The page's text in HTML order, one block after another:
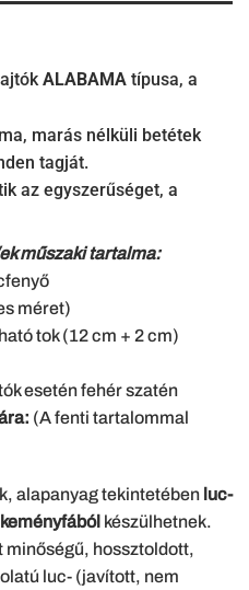
ALABAMA típusa, a
marás nélküli betétek
tagját.
az egyszerűséget, a
műszaki tartalma:
méret)
tok (12 cm + 2 cm)
esetén fehér szatén
(A fenti tartalommal
alapanyag tekintetében luc-
keményfából készülhetnek.
minőségű, hossztoldott,
luc- (javított, nem